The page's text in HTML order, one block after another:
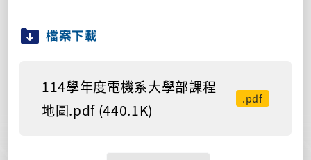
檔案下載
114學年度電機系大學部課程
地圖.pdf (440.1K)
.pdf